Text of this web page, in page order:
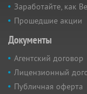
Заработайте, как
Прошедшие акции
Документы
Агентский договор
Лицензионный
Публичная оферта